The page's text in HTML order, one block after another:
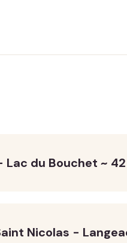
Lac du Bouchet ~
Nicolas -